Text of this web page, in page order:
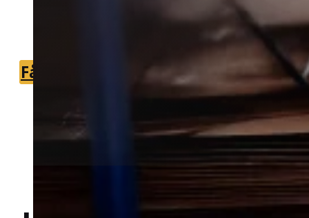
hurtigt kan vurdere omfanget og
en målrettet plan mod mus.
Få et tilbud +45 51 90 85 46